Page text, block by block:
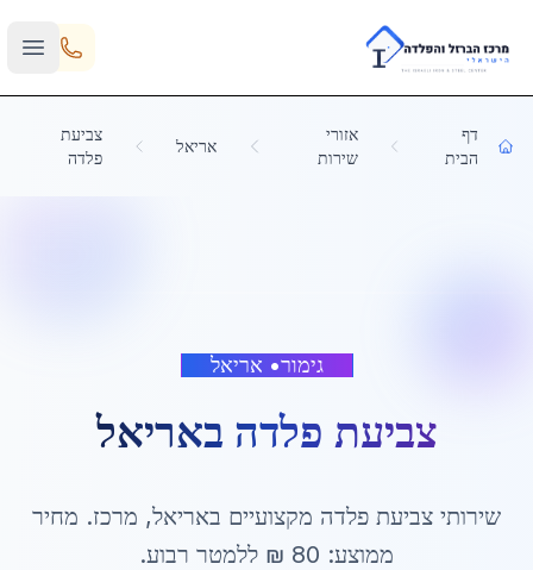
Skip to main content
דף
הבית
אזורי
שירות
אריאל
צביעת
פלדה
גימור• אריאל
צביעת פלדה באריאל
שירותי צביעת פלדה מקצועיים באריאל, מרכז. מחיר
ממוצע: 80 ₪ ללמטר רבוע.